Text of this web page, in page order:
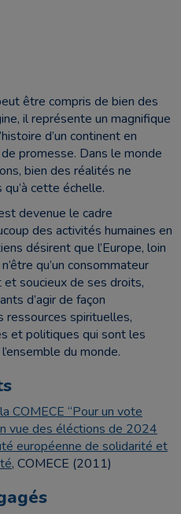
être compris de bien des
il représente un magnifique
d’un continent en
promesse. Dans le monde
bien des réalités ne
cette échelle.
devenue le cadre
des activités humaines en
désirent que l’Europe, loin
qu’un consommateur
soucieux de ses droits,
d’agir de façon
ressources spirituelles,
et politiques qui sont les
du monde.
COMECE “Pour un vote
vue des éléctions de 2024
européenne de solidarité et
, COMECE (2011)